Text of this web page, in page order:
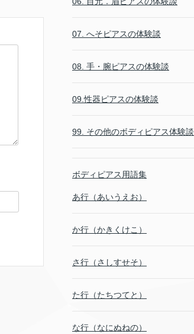
07. へそピアスの体験談
08. 手・腕ピアスの体験談
09.性器ピアスの体験談
99. その他のボディピアス体験談
ボディピアス用語集
あ行（あいうえお）
か行（かきくけこ）
さ行（さしすせそ）
た行（たちつてと）
な行（なにぬねの）